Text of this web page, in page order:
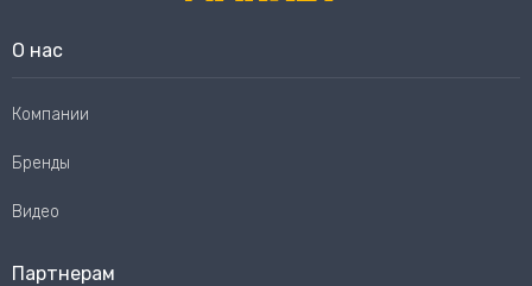
О нас
Компании
Бренды
Видео
Партнерам